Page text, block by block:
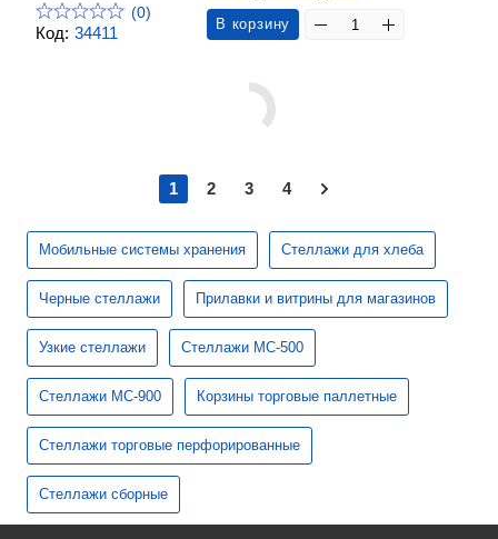
Код: 34411
(0)
В корзину
1 2 3 4
Мобильные системы хранения Стеллажи для хлеба
Черные стеллажи Прилавки и витрины для магазинов
Узкие стеллажи Стеллажи МС-500
Стеллажи МС-900 Корзины торговые паллетные
Стеллажи торговые перфорированные
Стеллажи сборные